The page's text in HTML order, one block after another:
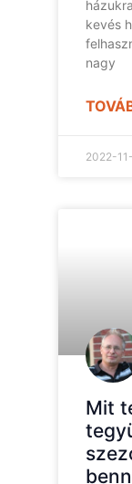
kevés
nagy
2022-
Mit